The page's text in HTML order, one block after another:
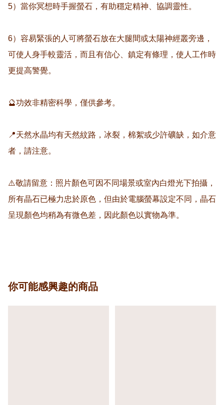
5）當你冥想時手握螢石，有助穩定精神、協調靈性。
6）容易緊張的人可將螢石放在大腿間或太陽神經叢旁邊，
可使人身手較靈活，而且有信心、鎮定有條理，使人工作時
更提高警覺。
🔮功效非精密科學，僅供參考。
📍天然水晶均有天然紋路，冰裂，棉絮或少許礦缺，如介意
者，請注意。
⚠️敬請留意：照片顏色可因不同場景或室內白燈光下拍攝，
所有晶石已極力忠於原色，但由於電腦螢幕設定不同，晶石
呈現顏色均稍為有微色差，因此顏色以實物為準。
你可能感興趣的商品